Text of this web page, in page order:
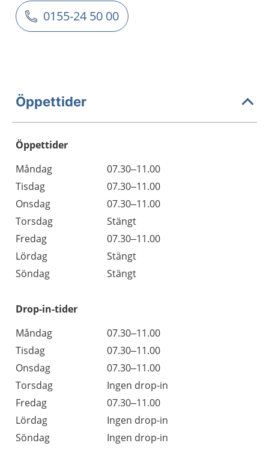
0155-24 50 00
Öppettider
Öppettider
Dag
Öppettider
Kommentarer
Måndag
07.30–11.00
Tisdag
07.30–11.00
Onsdag
07.30–11.00
Torsdag
Stängt
Fredag
07.30–11.00
Lördag
Stängt
Söndag
Stängt
Drop-in-tider
Måndag
07.30–11.00
Tisdag
07.30–11.00
Onsdag
07.30–11.00
Torsdag
Ingen drop-in
Fredag
07.30–11.00
Lördag
Ingen drop-in
Söndag
Ingen drop-in